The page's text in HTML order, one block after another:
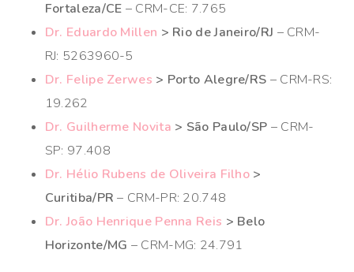
Fortaleza/CE – CRM-CE: 7.765
Dr. Eduardo Millen > Rio de Janeiro/RJ – CRM-
RJ: 5263960-5
Dr. Felipe Zerwes > Porto Alegre/RS – CRM-RS:
19.262
Dr. Guilherme Novita > São Paulo/SP – CRM-
SP: 97.408
Dr. Hélio Rubens de Oliveira Filho >
Curitiba/PR – CRM-PR: 20.748
Dr. João Henrique Penna Reis > Belo
Horizonte/MG – CRM-MG: 24.791